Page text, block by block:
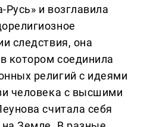
и возглавила
следствия, она
котором соединила
религий с идеями
человека с высшими
считала себя